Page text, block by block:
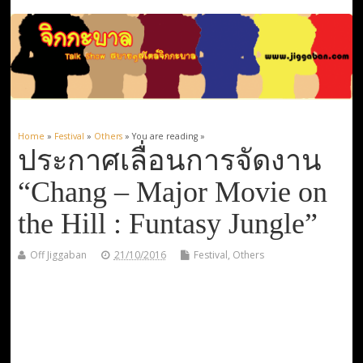
Home » Festival » Others» You are reading »
ประกาศเลื่อนการจัดงาน
“Chang – Major Movie on
the Hill : Funtasy Jungle”
Off Jiggaban 21/10/2016 Festival, Others